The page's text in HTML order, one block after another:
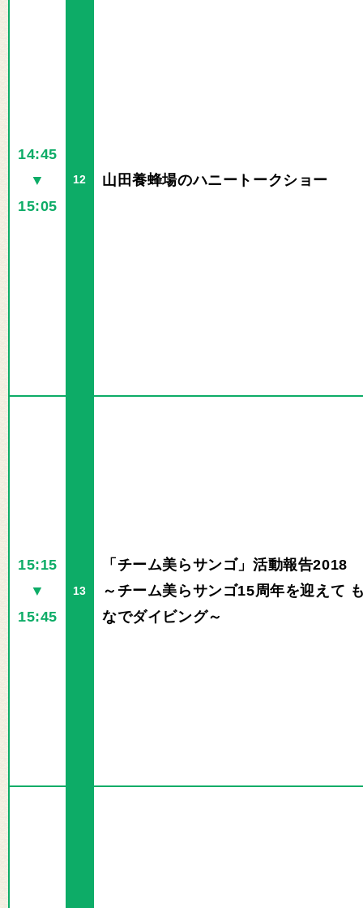
14:45
▼
15:05
12 山田養蜂場のハニートークショー
15:15
▼
15:45
13
「チーム美らサンゴ」活動報告2018
～チーム美らサンゴ15周年を迎えて
なでダイビング～